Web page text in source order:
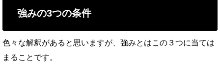
強みの3つの条件
色々な解釈があると思いますが、強みとはこの３つに当ては
まることです。